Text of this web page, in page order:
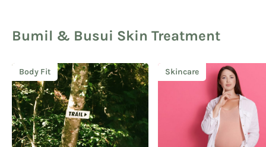
Bumil & Busui Skin Treatment
Body Fit Skincare